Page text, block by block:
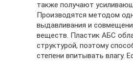
также получают
Производятся методом
выдавливания и
веществ. Пластик АБС
структурой, поэтому
степени впитывать влагу.